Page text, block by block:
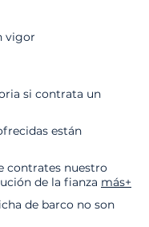
vigor
si contrata un
están
contrates nuestro
de la fianza más+
de barco no son